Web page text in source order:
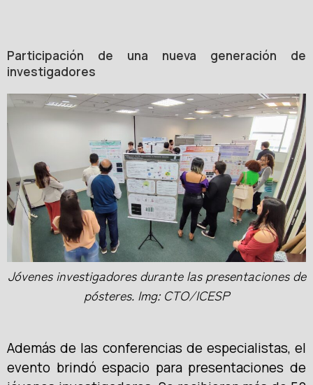
Participación de una nueva generación de
investigadores
Jóvenes investigadores durante las presentaciones de
pósteres. Img: CTO/ICESP
Además de las conferencias de especialistas, el
evento brindó espacio para presentaciones de